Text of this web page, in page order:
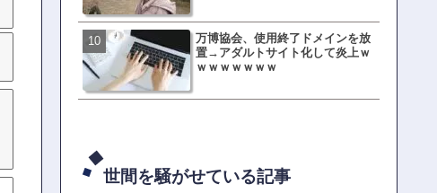
万博協会、使用終了ドメインを放
置→アダルトサイト化して炎上ｗ
ｗｗｗｗｗｗｗ
元TOKIO山口達也、家賃3.4
の新居を公開ｗｗｗｗｗｗ
世間を騒がせている記事